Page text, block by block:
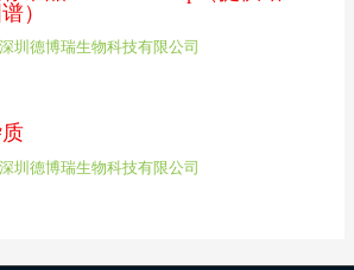
）
深圳德博瑞生物科技有限公司
深圳德博瑞生物科技有限公司